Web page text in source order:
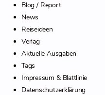
Blog / Report
News
Reiseideen
Verlag
Aktuelle Ausgaben
Tags
Impressum & Blattlinie
Datenschutzerklärung